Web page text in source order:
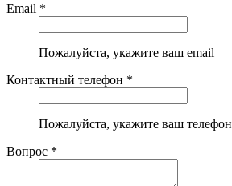
Email *
Пожалуйста, укажите ваш email
Контактный телефон *
Пожалуйста, укажите ваш телефон
Вопрос *